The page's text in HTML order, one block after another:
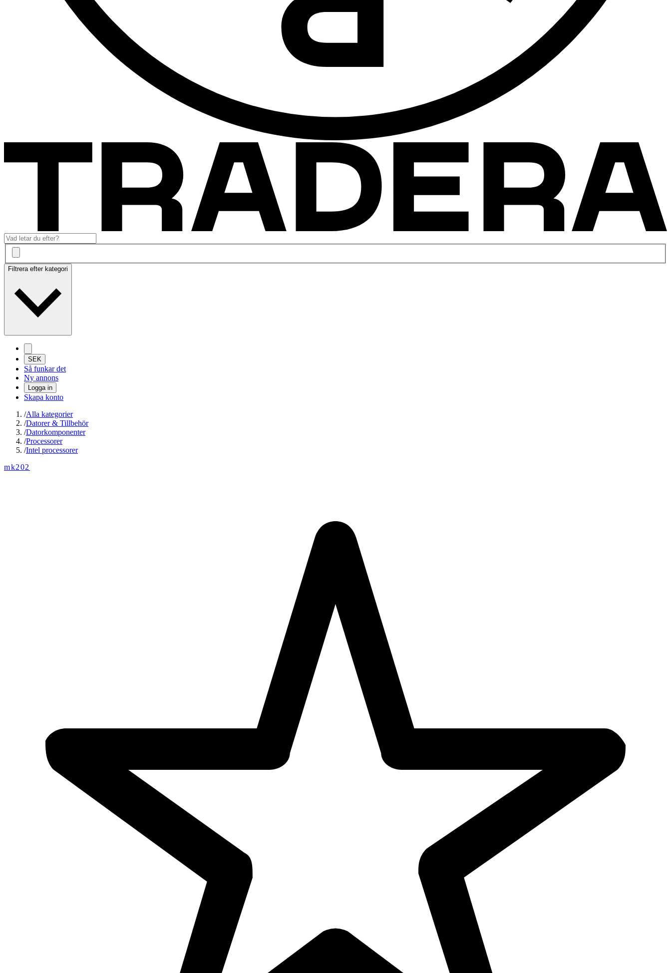
Filtrera efter kategori
SEK
Så funkar det
Ny annons
Logga in
Skapa konto
/Alla kategorier
/Datorer & Tillbehör
/Datorkomponenter
/Processorer
/Intel processorer
mk202